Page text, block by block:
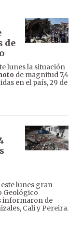
de
lunes la situación
de magnitud 7,4
en el país, 29 de
lunes gran
Geológico
informaron de
Cali y Pereira.